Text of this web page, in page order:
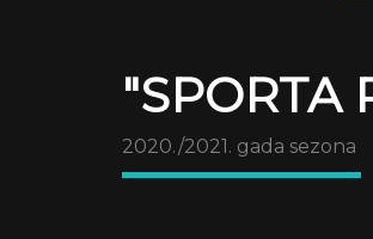
"SPORTA
2020./2021. gada sezona